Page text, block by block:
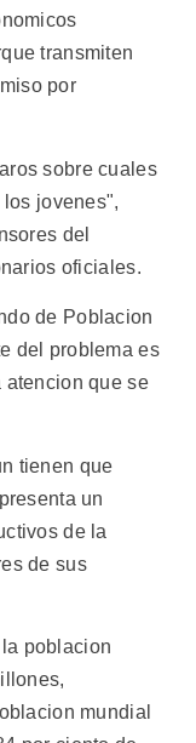
transmiten
por
sobre cuales
jovenes",
del
oficiales.
de Poblacion
del problema es
atencion que se
tienen que
un
de la
de sus
poblacion
mundial